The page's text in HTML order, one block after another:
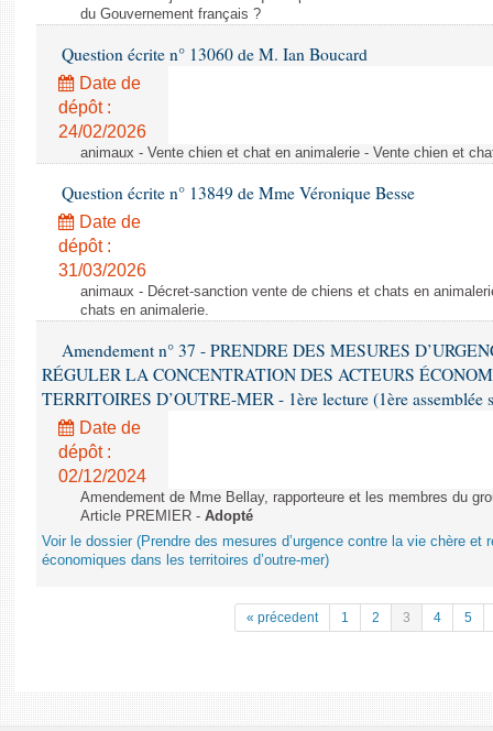
du Gouvernement français ?
Question écrite n° 13060 de M. Ian Boucard
Date de
dépôt :
24/02/2026
animaux - Vente chien et chat en animalerie - Vente chien et
Question écrite n° 13849 de Mme Véronique Besse
Date de
dépôt :
31/03/2026
animaux - Décret-sanction vente de chiens et chats en
chats en animalerie.
Amendement n° 37 - PRENDRE DES MESURES
RÉGULER LA CONCENTRATION DES ACTEURS
TERRITOIRES D’OUTRE-MER - 1ère lecture (1ère assemblée
Date de
dépôt :
02/12/2024
Amendement de Mme Bellay, rapporteure et les membres du
Article PREMIER - Adopté
Voir le dossier (Prendre des mesures d’urgence contre la vie chère et
économiques dans les territoires d’outre-mer)
« précedent 1 2 3 4 5